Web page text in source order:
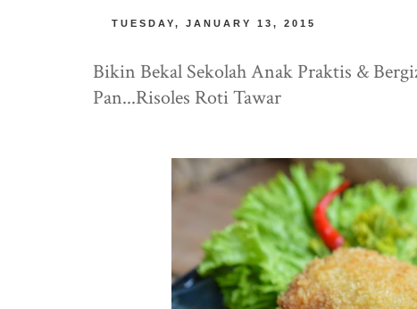
TUESDAY, JANUARY 13, 2015
Bikin Bekal Sekolah Anak Praktis &
Pan...Risoles Roti Tawar